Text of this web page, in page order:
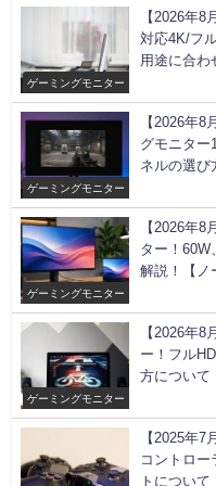
ゲーミングモニター
【2026年8
対応4K/フ
用途に合わ
ゲーミングモニター
【2026年8
グモニター
ネルの選び
ゲーミングモニター
【2026年8
ター！60W
解説！【ノ
ゲーミングモニター
【2026年8
ー！フル
方について
【2025年7
コントロー
トについて